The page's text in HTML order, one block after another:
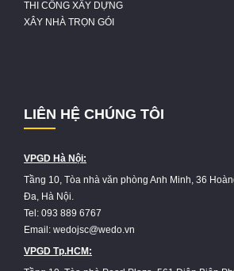
THI CÔNG XÂY DỰNG
XÂY NHÀ TRỌN GÓI
LIÊN HỆ CHÚNG TÔI
VPGD Hà Nội:
Tầng 10, Tòa nhà văn phòng Anh Minh, 36
Đa, Hà Nội.
Tel: 093 889 6767
Email: wedojsc@wedo.vn
VPGD Tp.HCM: